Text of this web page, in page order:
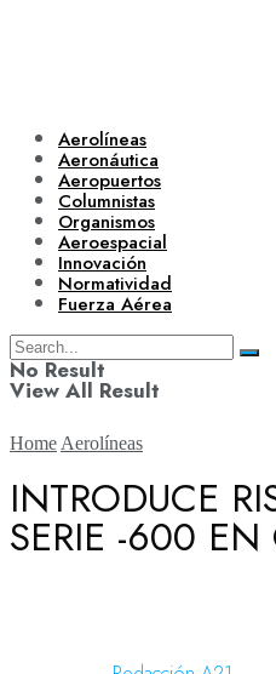
Aerolíneas
Aeronáutica
Aeropuertos
Columnistas
Organismos
Aeroespacial
Innovación
Normatividad
Fuerza Aérea
No Result
View All Result
Aerolíneas
Home Aerolíneas
INTRODUCE
SERIE -600